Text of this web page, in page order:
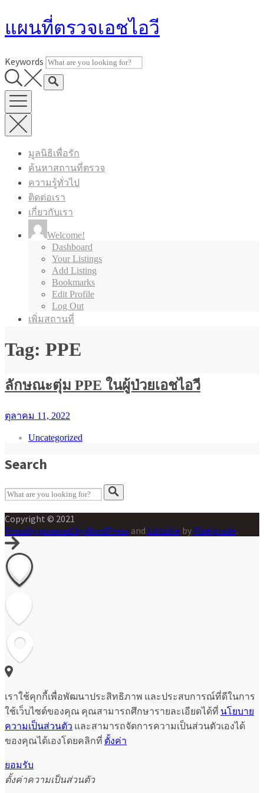
to
แผนที่ตรวจเอชไอวี
Keywords
มูลนิธิเพื่อรัก
ค้นหาสถานที่ตรวจ
ความรู้ทั่วไป
ติดต่อเรา
เกี่ยวกับเรา
Welcome!
Dashboard
Your Listings
Add Listing
Bookmarks
Edit Profile
Log Out
เพิ่มสถานที่
Tag: PPE
ลักษณะตุ่ม PPE ในผู้ป่วยเอชไอวี
ตุลาคม 11, 2022
Uncategorized
Search
Copyright © 2021
Proudly powered by WordPress and Listable by Pixelgrade.
เราใช้คุกกี้เพื่อพัฒนาประสิทธิภาพ และประสบการณ์ที่ดีในการ
ใช้เว็บไซต์ของคุณ คุณสามารถศึกษารายละเอียดได้ที่ นโยบาย
ความเป็นส่วนตัว และสามารถจัดการความเป็นส่วนตัวเองได้
ของคุณได้เองโดยคลิกที่ ตั้งค่า
ยอมรับ
ตั้งค่าความเป็นส่วนตัว